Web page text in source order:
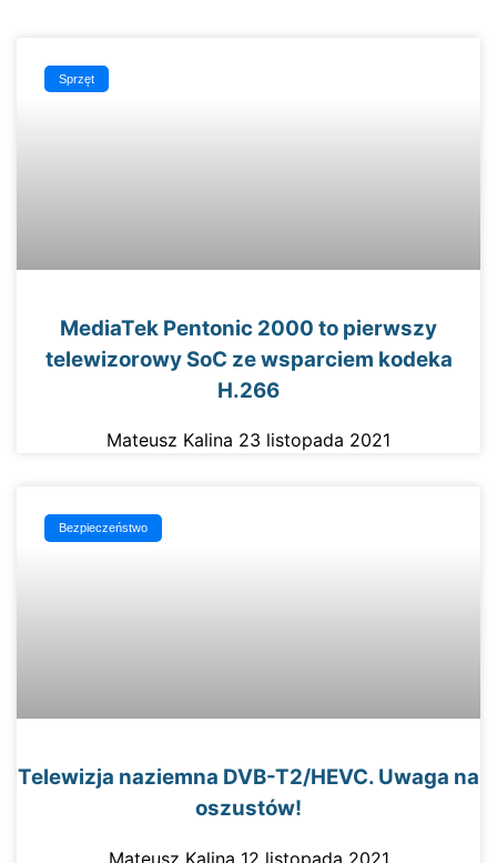
Sprzęt
MediaTek Pentonic 2000 to pierwszy
telewizorowy SoC ze wsparciem kodeka
H.266
Mateusz Kalina 23 listopada 2021
Bezpieczeństwo
Telewizja naziemna DVB-T2/HEVC. Uwaga na
oszustów!
Mateusz Kalina 12 listopada 2021